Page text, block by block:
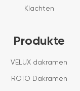
Klachten
Produkte
VELUX dakramen
ROTO Dakramen